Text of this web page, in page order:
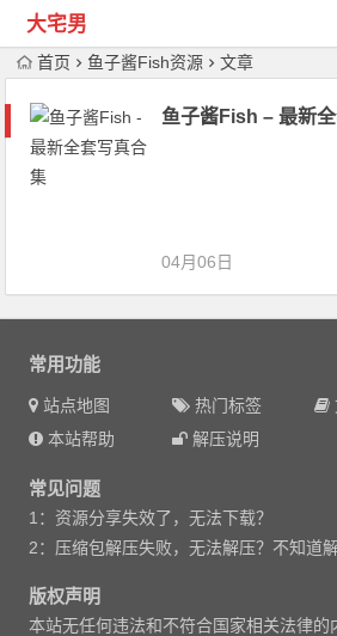
大宅男
首页 鱼子酱Fish资源 文章
鱼子酱Fish – 最新
04月06日
常用功能
站点地图 热门标签
本站帮助
解压说明
常见问题
1：资源分享失效了，无法下载？
2：压缩包解压失败，无法解压？不知道解
版权声明
本站无任何违法和不符合国家相关法律的